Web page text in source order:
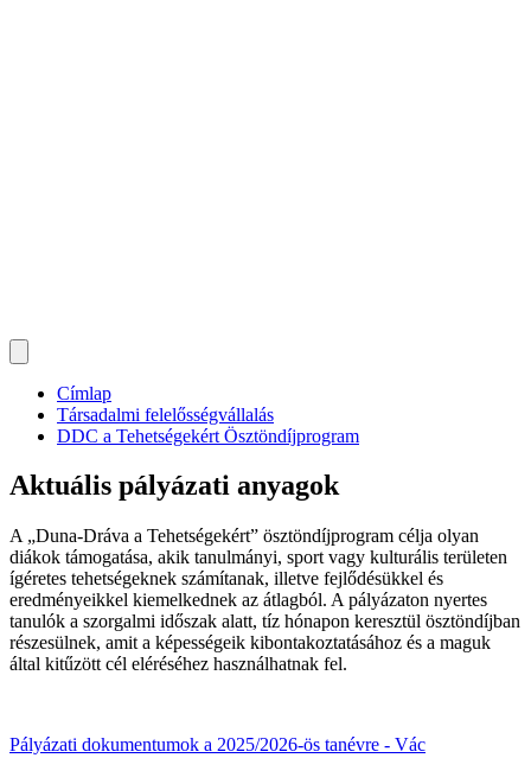
Címlap
Társadalmi felelősségvállalás
DDC a Tehetségekért Ösztöndíjprogram
Aktuális pályázati anyagok
A „Duna-Dráva a Tehetségekért” ösztöndíjprogram célja olyan
diákok támogatása, akik tanulmányi, sport vagy kulturális területen
ígéretes tehetségeknek számítanak, illetve fejlődésükkel és
eredményeikkel kiemelkednek az átlagból. A pályázaton nyertes
tanulók a szorgalmi időszak alatt, tíz hónapon keresztül ösztöndíjban
részesülnek, amit a képességeik kibontakoztatásához és a maguk
által kitűzött cél eléréséhez használhatnak fel.
Pályázati dokumentumok a 2025/2026-ös tanévre - Vác